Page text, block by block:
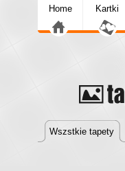
Home Kartki
Wszstkie tapety